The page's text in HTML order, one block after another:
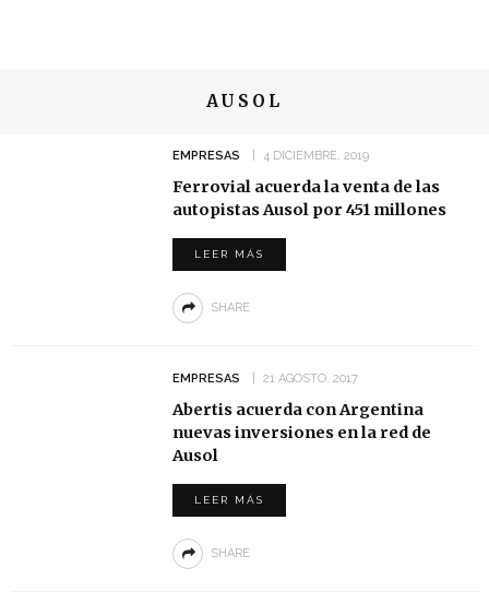
AUSOL
EMPRESAS 4 DICIEMBRE, 2019
Ferrovial acuerda la venta de las
autopistas Ausol por 451 millones
LEER MÁS
SHARE
EMPRESAS 21 AGOSTO, 2017
Abertis acuerda con Argentina
nuevas inversiones en la red de
Ausol
LEER MÁS
SHARE